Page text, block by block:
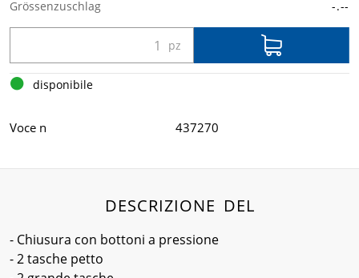
Grössenzuschlag -.--
disponibile
Voce n 437270
DESCRIZIONE DEL
- Chiusura con bottoni a pressione
- 2 tasche petto